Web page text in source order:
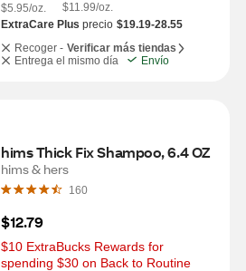
$5.95/oz.
$11.99/oz.
ExtraCare Plus precio $19.19-28.55
Recoger - Verificar más tiendas
Entrega el mismo día
Envío
hims Thick Fix Shampoo, 6.4 OZ
hims & hers
160
$12.79
$10 ExtraBucks Rewards for
spending $30 on Back to Routine